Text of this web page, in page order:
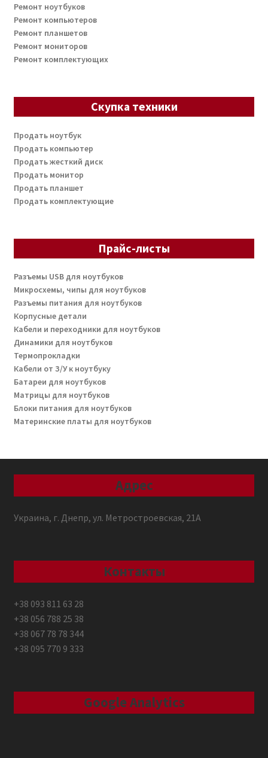
Ремонт ноутбуков
Ремонт компьютеров
Ремонт планшетов
Ремонт мониторов
Ремонт комплектующих
Скупка техники
Продать ноутбук
Продать компьютер
Продать жесткий диск
Продать монитор
Продать планшет
Продать комплектующие
Прайс-листы
Разъемы USB для ноутбуков
Микросхемы, чипы для ноутбуков
Разъемы питания для ноутбуков
Корпусные детали
Кабели и переходники для ноутбуков
Динамики для ноутбуков
Термопрокладки
Кабели от З/У к ноутбуку
Батареи для ноутбуков
Матрицы для ноутбуков
Блоки питания для ноутбуков
Материнские платы для ноутбуков
Адрес
Украина, г. Днепр, ул. Метростроевская, 21А
Контакты
+38 093 811 63 28
+38 056 788 25 38
+38 067 78 78 344
+38 095 770 9 333
Google Analytics